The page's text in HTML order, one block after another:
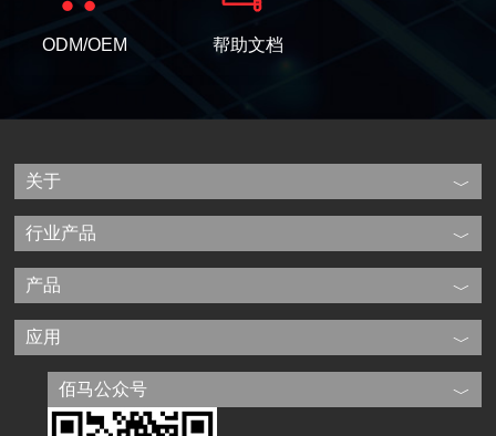
ODM/OEM 帮助文档
关于
行业产品
产品
应用
佰马公众号